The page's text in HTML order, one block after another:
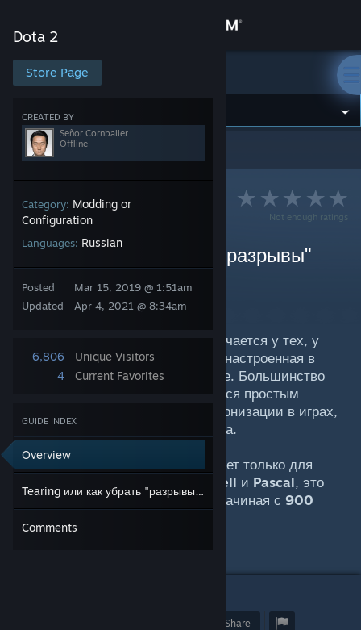
Store
Community
About
Support
Change language
Get the Steam Mobile App
View desktop website
Dota 2
Store Page
CREATED BY
Señor Cornballer
Offline
Category: Modding or
Configuration
Languages: Russian
Posted
Updated
Mar 15, 2019 @ 1:51am
Apr 4, 2021 @ 8:34am
6,806
Unique Visitors
4
Current Favorites
GUIDE INDEX
Overview
Tearing или как убрать "разрывы" изображения в играх и приложениях.
Comments
Dota 2
Dota 2 >Guides
Not enough ratings
Tearing или как убрать "разрывы"
изображения в играх
Чаще всего эффект tearing встречается у тех, у
кого различается частота кадров настроенная в
игре и отображаемая на мониторе. Большинство
говорят что эта проблема решается простым
включением вертикальной синхронизации в играх,
но как показала практика не всегда.
В нашем случае решение подойдет только для
Maxwell и Pascal, это
примерно серия видеокарт GTX начиная с 900
Share